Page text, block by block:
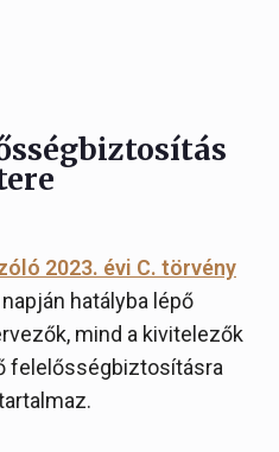
2023. évi C. törvény
hatályba lépő
mind a kivitelezők
felelősségbiztosításra